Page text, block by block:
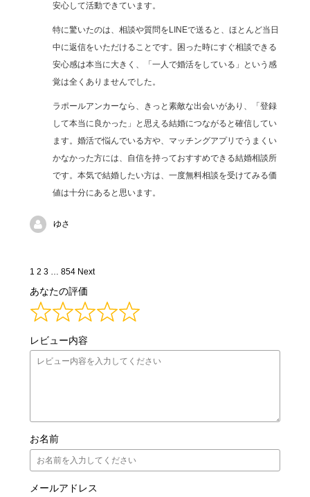
安心して活動できています。
特に驚いたのは、相談や質問をLINEで送ると、ほとんど当日
中に返信をいただけることです。困った時にすぐ相談できる
安心感は本当に大きく、「一人で婚活をしている」という感
覚は全くありませんでした。
ラポールアンカーなら、きっと素敵な出会いがあり、「登録
して本当に良かった」と思える結婚につながると確信してい
ます。婚活で悩んでいる方や、マッチングアプリでうまくい
かなかった方には、自信を持っておすすめできる結婚相談所
です。本気で結婚したい方は、一度無料相談を受けてみる価
値は十分にあると思います。
ゆさ
Site
Reviews
navigation
Page
1 Page
2 Page
3 … Page
854 Next
あなたの評価
レビュー内容
お名前
メールアドレス